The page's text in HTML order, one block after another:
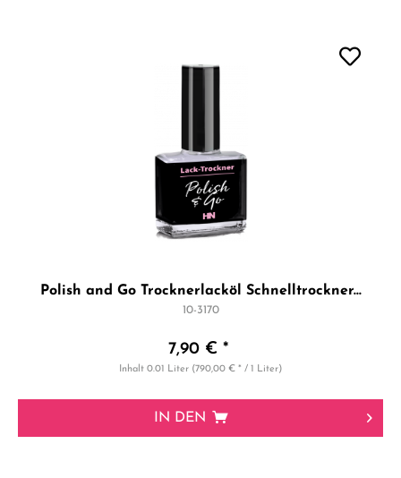
Polish and Go Trocknerlacköl Schnelltrockner...
10-3170
7,90 € *
Inhalt0.01 Liter (790,00 € * / 1 Liter)
IN DEN